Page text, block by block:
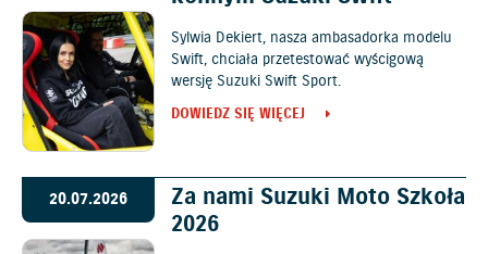
Sylwia Dekiert, nasza ambasadorka modelu
Swift, chciała przetestować wyścigową
wersję Suzuki Swift Sport.
DOWIEDZ SIĘ WIĘCEJ
20.07.2026
Za nami Suzuki Moto Szkoła
2026